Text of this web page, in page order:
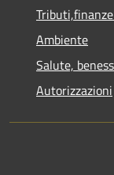
Ambiente
Salute,
Autorizzazioni